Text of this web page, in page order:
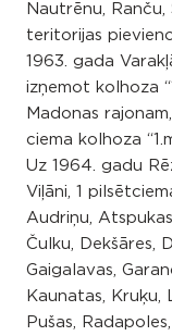
Nautrēnu,
teritorijas
1963. gada
izņemot kolhoza
Madonas
ciema kolhoza
Uz 1964. gadu
Viļāni, 1
Audriņu,
Čulku, Dekšāres,
Gaigalavas,
Kaunatas, Kruķu,
Pušas,